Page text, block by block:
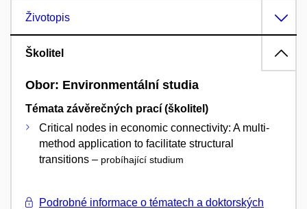
Životopis
Školitel
Obor: Environmentální studia
Témata závěrečných prací (školitel)
Critical nodes in economic connectivity: A multi-
method application to facilitate structural
transitions – probíhající studium
Podrobné informace o tématech a doktorských